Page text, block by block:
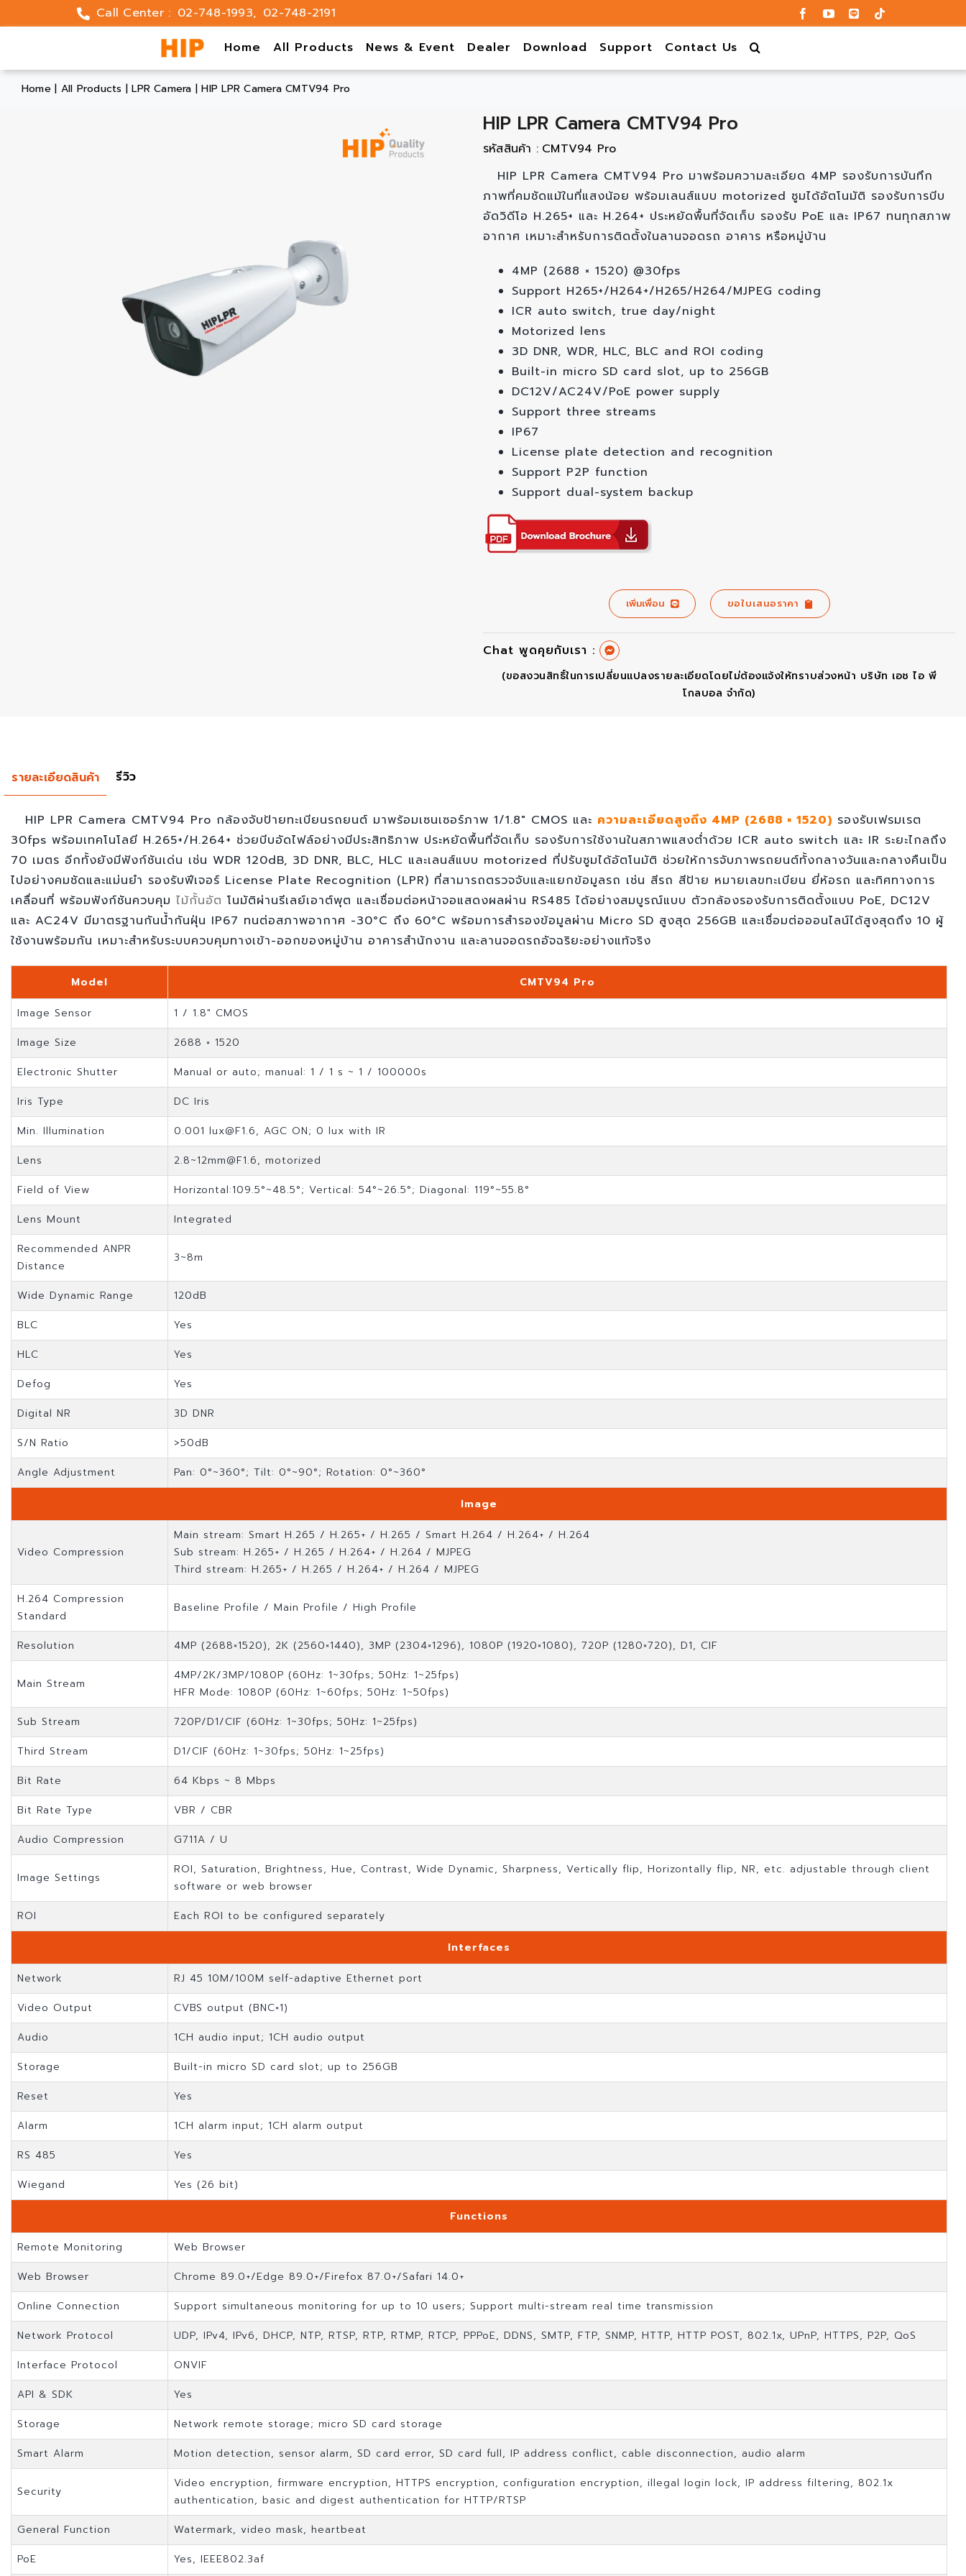
to
Call Center : 02-748-1993, 02-748-2191
Home
All Products News & Event Dealer Download Support Contact Us
Home| All Products |LPR Camera |HIP LPR Camera CMTV94 Pro
HIP LPR Camera CMTV94 Pro
รหัสสินค้า : CMTV94 Pro
HIP LPR Camera CMTV94 Pro มาพร้อมความละเอียด 4MP รองรับการบันทึก
ภาพที่คมชัดแม้ในที่แสงน้อย พร้อมเลนส์แบบ motorized ซูมได้อัตโนมัติ รองรับการบีบ
อัดวิดีโอ H.265+ และ H.264+ ประหยัดพื้นที่จัดเก็บ รองรับ PoE และ IP67 ทนทุกสภาพ
อากาศ เหมาะสำหรับการติดตั้งในลานจอดรถ อาคาร หรือหมู่บ้าน
4MP (2688 × 1520) @30fps
Support H265+/H264+/H265/H264/MJPEG coding
ICR auto switch, true day/night
Motorized lens
3D DNR, WDR, HLC, BLC and ROI coding
Built-in micro SD card slot, up to 256GB
DC12V/AC24V/PoE power supply
Support three streams
IP67
License plate detection and recognition
Support P2P function
Support dual-system backup
เพิ่มเพื่อน ขอใบเสนอราคา
Chat พูดคุยกับเรา :
(ขอสงวนสิทธิ์ในการเปลี่ยนแปลงรายละเอียดโดยไม่ต้องแจ้งให้ทราบส่วงหน้า บริษัท เอช ไอ พี
โกลบอล จำกัด)
รายละเอียดสินค้า รีวิว
HIP LPR Camera CMTV94 Pro กล้องจับป้ายทะเบียนรถยนต์ มาพร้อมเซนเซอร์ภาพ 1/1.8" CMOS และ ความละเอียดสูงถึง 4MP (2688 × 1520) รองรับเฟรมเรต
30fps พร้อมเทคโนโลยี H.265+/H.264+ ช่วยบีบอัดไฟล์อย่างมีประสิทธิภาพ ประหยัดพื้นที่จัดเก็บ รองรับการใช้งานในสภาพแสงต่ำด้วย ICR auto switch และ IR ระยะไกลถึง
70 เมตร อีกทั้งยังมีฟังก์ชันเด่น เช่น WDR 120dB, 3D DNR, BLC, HLC และเลนส์แบบ motorized ที่ปรับซูมได้อัตโนมัติ ช่วยให้การจับภาพรถยนต์ทั้งกลางวันและกลางคืนเป็น
ไปอย่างคมชัดและแม่นยำ รองรับฟีเจอร์ License Plate Recognition (LPR) ที่สามารถตรวจจับและแยกข้อมูลรถ เช่น สีรถ สีป้าย หมายเลขทะเบียน ยี่ห้อรถ และทิศทางการ
เคลื่อนที่ พร้อมฟังก์ชันควบคุมไม้กั้นอัต โนมัติผ่านรีเลย์เอาต์พุต และเชื่อมต่อหน้าจอแสดงผลผ่าน RS485 ได้อย่างสมบูรณ์แบบ ตัวกล้องรองรับการติดตั้งแบบ PoE, DC12V
และ AC24V มีมาตรฐานกันน้ำกันฝุ่น IP67 ทนต่อสภาพอากาศ -30°C ถึง 60°C พร้อมการสำรองข้อมูลผ่าน Micro SD สูงสุด 256GB และเชื่อมต่อออนไลน์ได้สูงสุดถึง 10 ผู้
ใช้งานพร้อมกัน เหมาะสำหรับระบบควบคุมทางเข้า-ออกของหมู่บ้าน อาคารสำนักงาน และลานจอดรถอัจฉริยะอย่างแท้จริง
Model CMTV94 Pro
Image Sensor
1 / 1.8" CMOS
Image Size
2688 × 1520
Electronic Shutter
Manual or auto; manual: 1 / 1 s ~ 1 / 100000s
Iris Type
DC Iris
Min. Illumination
0.001lux@F1.6, AGC ON; 0 lux with IR
Lens
2.8~12mm@F1.6, motorized
Field of View
Horizontal:109.5°~48.5°; Vertical: 54°~26.5°; Diagonal: 119°~55.8°
Lens Mount
Integrated
Recommended ANPR
Distance
3~8m
Wide Dynamic Range
120dB
BLC
Yes
HLC
Yes
Defog
Yes
Digital NR
3D DNR
S/N Ratio
>50dB
Angle Adjustment
Pan: 0°~360°; Tilt: 0°~90°; Rotation: 0°~360°
Image
Video Compression
Main stream: Smart H.265 / H.265+ / H.265 / Smart H.264 / H.264+ / H.264
Sub stream: H.265+ / H.265 / H.264+ / H.264 / MJPEG
Third stream: H.265+ / H.265 / H.264+ / H.264 / MJPEG
H.264 Compression
Standard
Baseline Profile / Main Profile / High Profile
Resolution 4MP (2688×1520), 2K (2560×1440), 3MP (2304×1296), 1080P (1920×1080), 720P (1280×720), D1, CIF
Main Stream
4MP/2K/3MP/1080P (60Hz: 1~30fps; 50Hz: 1~25fps)
HFR Mode: 1080P (60Hz: 1~60fps; 50Hz: 1~50fps)
Sub Stream
720P/D1/CIF (60Hz: 1~30fps; 50Hz: 1~25fps)
Third Stream
D1/CIF (60Hz: 1~30fps; 50Hz: 1~25fps)
Bit Rate
64 Kbps ~ 8 Mbps
Bit Rate Type
VBR / CBR
Audio Compression
G711A / U
Image Settings
ROI, Saturation, Brightness, Hue, Contrast, Wide Dynamic, Sharpness, Vertically flip, Horizontally flip, NR, etc. adjustable through client
software or web browser
ROI
Each ROI to be configured separately
Interfaces
Network
RJ 45 10M/100M self-adaptive Ethernet port
Video Output
CVBS output (BNC×1)
Audio
1CH audio input; 1CH audio output
Storage
Built-in micro SD card slot; up to 256GB
Reset
Yes
Alarm
1CH alarm input; 1CH alarm output
RS 485
Yes
Wiegand
Yes (26 bit)
Functions
Remote Monitoring
Web Browser
Web Browser
Chrome 89.0+/Edge 89.0+/Firefox 87.0+/Safari 14.0+
Online Connection
Support simultaneous monitoring for up to 10 users; Support multi-stream real time transmission
Network Protocol
UDP, IPv4, IPv6, DHCP, NTP, RTSP, RTP, RTMP, RTCP, PPPoE, DDNS, SMTP, FTP, SNMP, HTTP, HTTP POST, 802.1x, UPnP, HTTPS, P2P, QoS
Interface Protocol
ONVIF
API & SDK
Yes
Storage
Network remote storage; micro SD card storage
Smart Alarm
Motion detection, sensor alarm, SD card error, SD card full, IP address conflict, cable disconnection, audio alarm
Security
Video encryption, firmware encryption, HTTPS encryption, configuration encryption, illegal login lock, IP address filtering, 802.1x
authentication, basic and digest authentication for HTTP/RTSP
General Function
Watermark, video mask, heartbeat
PoE
Yes, IEEE802.3af